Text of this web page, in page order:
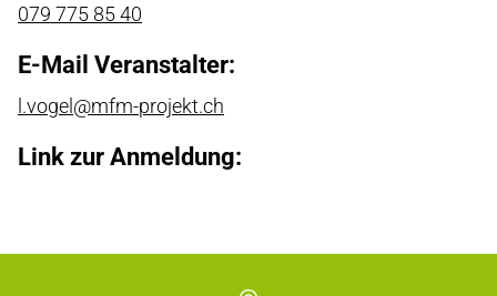
079 775 85 40
E-Mail Veranstalter:
l.vogel@mfm-projekt.ch
Link zur Anmeldung: